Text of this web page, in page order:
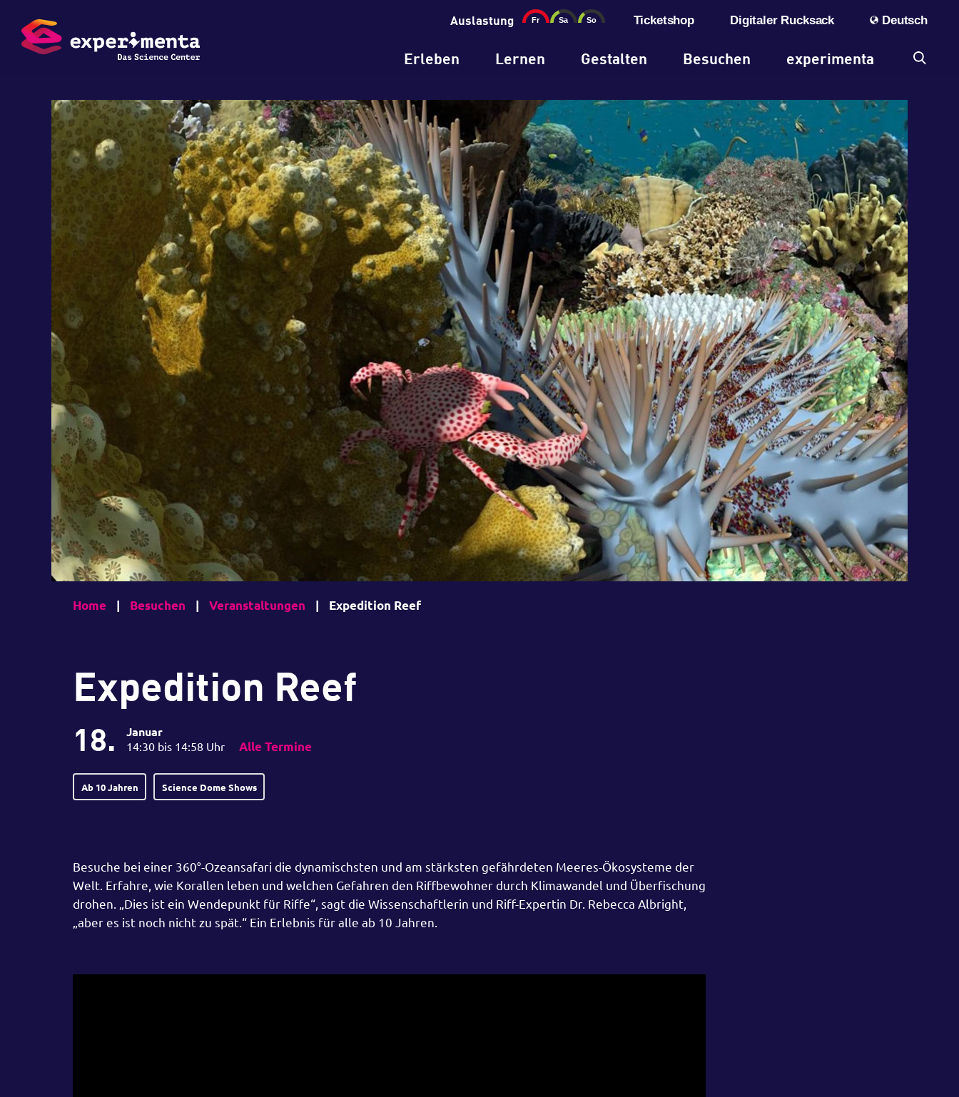
Auslastung Ticketshop Digitaler Rucksack Deutsch
Erleben Lernen Gestalten Besuchen experimenta
Home | Besuchen | Veranstaltungen | Expedition Reef
Expedition Reef
18. Januar
14:30 bis 14:58 Uhr Alle Termine
Ab 10 Jahren Science Dome Shows
Besuche bei einer 360°-Ozeansafari die dynamischsten und am stärksten gefährdeten Meeres-Ökosysteme der
Welt. Erfahre, wie Korallen leben und welchen Gefahren den Riffbewohner durch Klimawandel und Überfischung
drohen. „Dies ist ein Wendepunkt für Riffe“, sagt die Wissenschaftlerin und Riff-Expertin Dr. Rebecca Albright,
„aber es ist noch nicht zu spät.“ Ein Erlebnis für alle ab 10 Jahren.